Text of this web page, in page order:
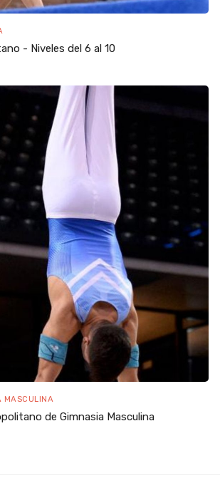
- Niveles del 6 al 10
MASCULINA
de Gimnasia Masculina